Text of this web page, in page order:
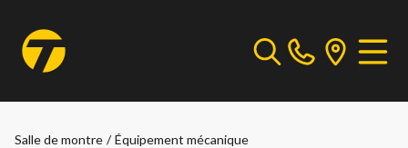
Salle de montre / Équipement mécanique